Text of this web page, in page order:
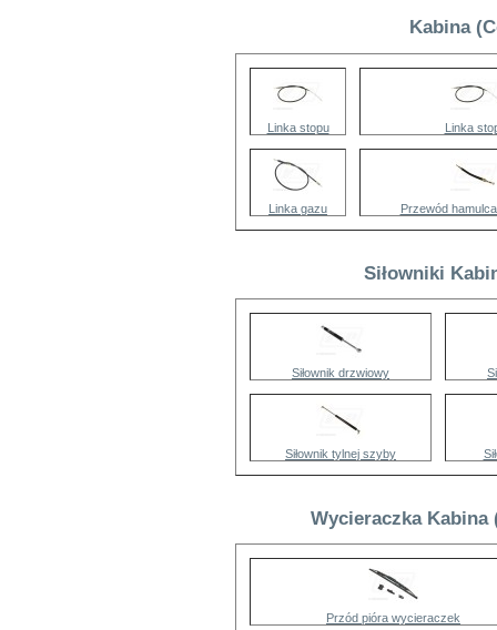
Kabina
Linka stopu Linka
Linka gazu Przewód
Siłowniki
Siłownik drzwiowy
Siłownik tylnej szyby
Wycieraczka Kabina
Przód pióra wycieraczek